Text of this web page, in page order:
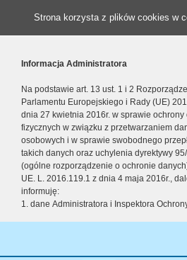
Strona korzysta z plików cookies w
Informacja Administratora
Na podstawie art. 13 ust. 1 i 2
Parlamentu Europejskiego i Rady (UE)
dnia 27 kwietnia 2016r. w sprawie ochrony
fizycznych w związku z przetwarzaniem
osobowych i w sprawie swobodnego
takich danych oraz uchylenia dyrektywy
(ogólne rozporządzenie o ochronie
UE. L. 2016.119.1 z dnia 4 maja 2016r.,
informuję:
1. dane Administratora i Inspektora